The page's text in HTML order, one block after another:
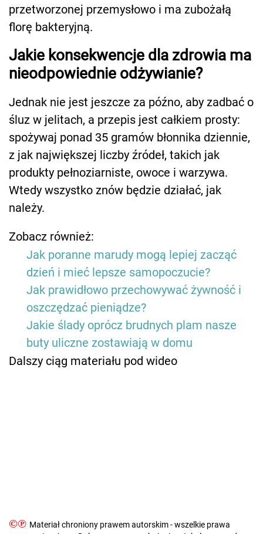
przetworzonej przemysłowo i ma zubożałą
florę bakteryjną.
Jakie konsekwencje dla zdrowia ma
nieodpowiednie odżywianie?
Jednak nie jest jeszcze za późno, aby zadbać o
śluz w jelitach, a przepis jest całkiem prosty:
spożywaj ponad 35 gramów błonnika dziennie,
z jak największej liczby źródeł, takich jak
produkty pełnoziarniste, owoce i warzywa.
Wtedy wszystko znów będzie działać, jak
należy.
Zobacz również:
Jak poranne marudy mogą lepiej zacząć
dzień i mieć lepsze samopoczucie?
Jak prawidłowo przechowywać żywność i
oszczędzać pieniądze?
Jakie ślady oprócz brudnych plam nasze
buty uliczne zostawiają w domu
Dalszy ciąg materiału pod wideo
©℗ Materiał chroniony prawem autorskim - wszelkie prawa